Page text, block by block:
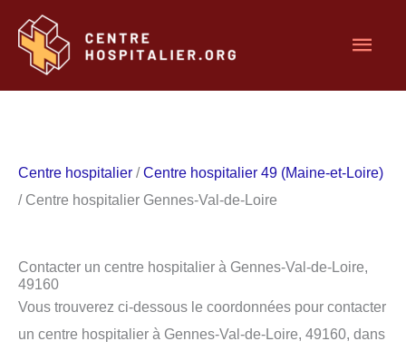
contenu
Centre hospitalier /Centre hospitalier 49 (Maine-et-Loire)
/ Centre hospitalier Gennes-Val-de-Loire
Contacter un centre hospitalier à Gennes-Val-de-Loire,
49160
Vous trouverez ci-dessous le coordonnées pour contacter
un centre hospitalier à Gennes-Val-de-Loire, 49160, dans